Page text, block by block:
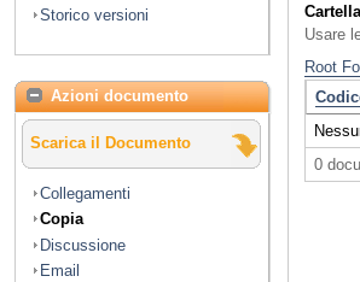
Storico versioni
Azioni documento
Scarica il Documento
Collegamenti
Copia
Discussione
Email
Usare